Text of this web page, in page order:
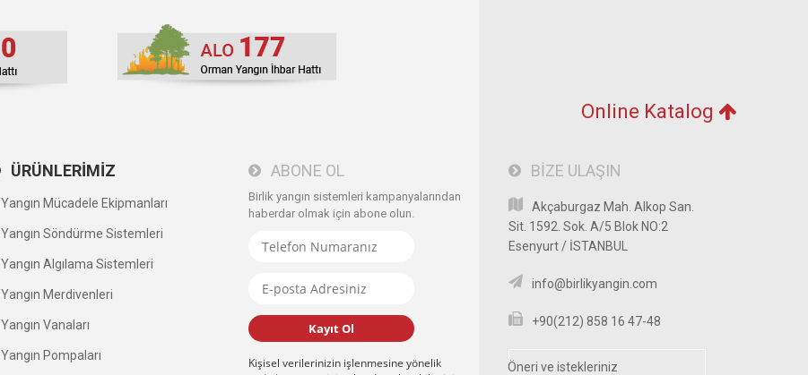
Online Katalog
ÜRÜNLERİMİZ
Yangın Mücadele Ekipmanları
Yangın Söndürme Sistemleri
Yangın Algılama Sistemleri
Yangın Merdivenleri
Yangın Vanaları
Yangın Pompaları
ABONE OL
Birlik yangın sistemleri kampanyalarından
haberdar olmak için abone olun.
Kayıt Ol
Kişisel verilerinizin işlenmesine yönelik
BİZE ULAŞIN
Akçaburgaz Mah. Alkop San.
Sit. 1592. Sok. A/5 Blok NO:2
Esenyurt / İSTANBUL
info@birlikyangin.com
+90(212) 858 16 47-48
Öneri ve istekleriniz